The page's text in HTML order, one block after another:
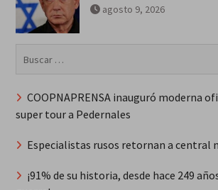
agosto 9, 2026
COOPNAPRENSA inauguró moderna
super tour a Pedernales
Especialistas rusos retornan a central
¡91% de su historia, desde hace 249